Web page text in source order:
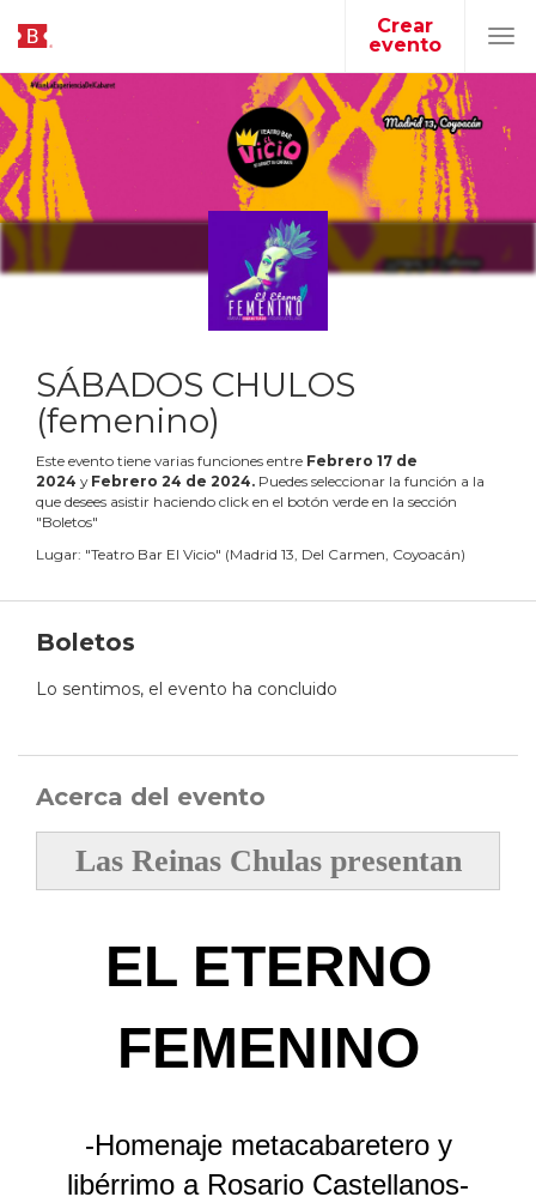
Crear
evento
SÁBADOS CHULOS
(femenino)
Este evento tiene varias funciones entre Febrero 17 de
2024 y Febrero 24 de 2024. Puedes seleccionar la función a la
que desees asistir haciendo click en el botón verde en la sección
"Boletos"
Lugar: "Teatro Bar El Vicio" (Madrid 13, Del Carmen, Coyoacán)
Boletos
Lo sentimos, el evento ha concluido
Acerca del evento
Las Reinas Chulas presentan
EL ETERNO
FEMENINO
-Homenaje metacabaretero y
libérrimo a Rosario Castellanos-